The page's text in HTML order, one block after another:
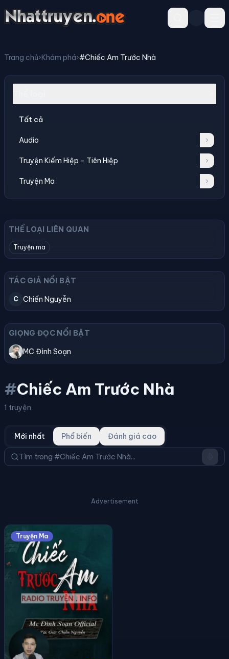
Trang chủ›Khám phá›#Chiếc Am Trước Nhà
Tất cả
Audio
Truyện Kiếm Hiệp - Tiên Hiệp
Truyện Ma
THỂ LOẠI LIÊN QUAN
Truyện ma
TÁC GIẢ NỔI BẬT
C Chiến Nguyễn
GIỌNG ĐỌC NỔI BẬT
MC Đình Soạn
#Chiếc Am Trước Nhà
1 truyện
Mới nhất Phổ biến Đánh giá cao
Advertisement
Truyện Ma